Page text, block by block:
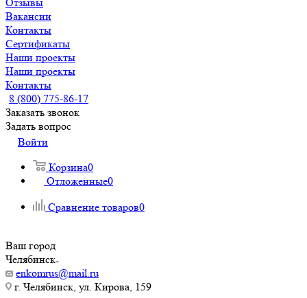
Вакансии
Контакты
Сертификаты
Наши проекты
Наши проекты
Контакты
8 (800) 775-86-17
Заказать звонок
Задать вопрос
Войти
Корзина0
Отложенные0
Сравнение товаров0
Ваш город
Челябинск
enkomrus@mail.ru
г. Челябинск, ул. Кирова, 159